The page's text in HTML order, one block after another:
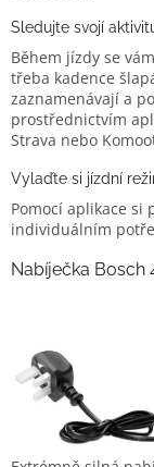
Sledujte svojí
Během jízdy se
třeba kadence
zaznamenávají a
prostřednictvím
Strava nebo
Vylaďte si jízdní
Pomocí aplikace si
individuálním
Nabíječka Bosch